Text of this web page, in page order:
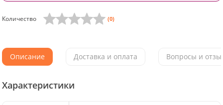
Количество (0)
Описание Доставка и оплата Вопросы и
Характеристики